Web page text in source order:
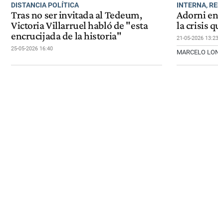
DISTANCIA POLÍTICA
Tras no ser invitada al Tedeum,
Victoria Villarruel habló de "esta
encrucijada de la historia"
25-05-2026 16:40
INTERNA,
Adorni
la crisis
21-05-2026 13:23
MARCELO